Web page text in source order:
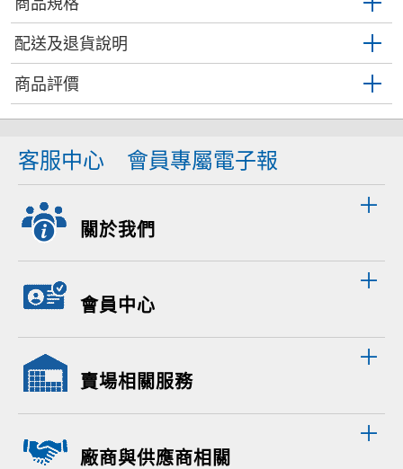
配送及退貨說明
商品評價
客服中心 會員專屬電子報
關於我們
會員中心
賣場相關服務
廠商與供應商相關